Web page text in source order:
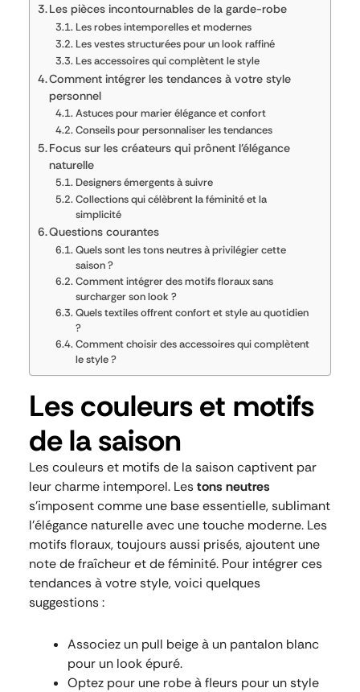
Les pièces incontournables de la garde-robe
Les robes intemporelles et modernes
Les vestes structurées pour un look raffiné
Les accessoires qui complètent le style
Comment intégrer les tendances à votre style
personnel
Astuces pour marier élégance et confort
Conseils pour personnaliser les tendances
Focus sur les créateurs qui prônent l’élégance
naturelle
Designers émergents à suivre
Collections qui célèbrent la féminité et la
simplicité
Questions courantes
Quels sont les tons neutres à privilégier cette
saison ?
Comment intégrer des motifs floraux sans
surcharger son look ?
Quels textiles offrent confort et style au quotidien
?
Comment choisir des accessoires qui complètent
le style ?
Les couleurs et motifs
de la saison
Les couleurs et motifs de la saison captivent par
leur charme intemporel. Lestons neutres
s’imposent comme une base essentielle, sublimant
l’élégance naturelle avec une touche moderne. Les
motifs floraux, toujours aussi prisés, ajoutent une
note de fraîcheur et de féminité. Pour intégrer ces
tendances à votre style, voici quelques
suggestions :
Associez un pull beige à un pantalon blanc
pour un look épuré.
Optez pour une robe à fleurs pour un style